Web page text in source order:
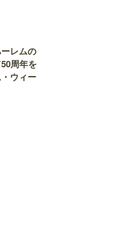
レムの
周年を
ウィー